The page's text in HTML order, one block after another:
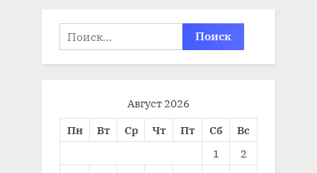
Найти:
Август 2026
Пн
Вт Ср Чт Пт Сб
Вс
1
2